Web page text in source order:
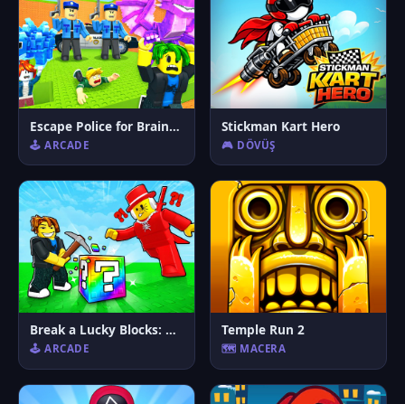
Escape Police for Brainrots
🕹️ ARCADE
Stickman Kart Hero
🎮 DÖVÜŞ
Break a Lucky Blocks: Catch Brainrots
🕹️ ARCADE
Temple Run 2
🗺️ MACERA